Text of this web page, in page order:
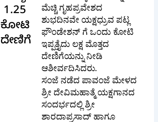
1.25
ಕೋಟಿ
ದೇಣಿಗೆ
ಮೆಚ್ಚಿ ಗೃಹಪ್ರವೇಶದ
ಶುಭದಿನವೇ ಯಕ್ಷಧ್ರುವ ಪಟ್ಲ
ಫೌಂಡೇಶನ್ ಗೆ ಒಂದು ಕೋಟಿ
ಇಪ್ಪತ್ತೈದು ಲಕ್ಷ ಮೊತ್ತದ
ದೇಣಿಗೆಯನ್ನು ನೀಡಿ
ಆಶೀರ್ವದಿಸಿದರು.
ಸಂಜೆ ನಡೆದ ಪಾವಂಜೆ ಮೇಳದ
ಶ್ರೀ ದೇವಿಮಹಾತ್ಮೆ ಯಕ್ಷಗಾನದ
ಸಂದರ್ಭದಲ್ಲಿ ಶ್ರೀ
ಶಾರದಾಪ್ರಸಾದ್ ಹಾಗೂ